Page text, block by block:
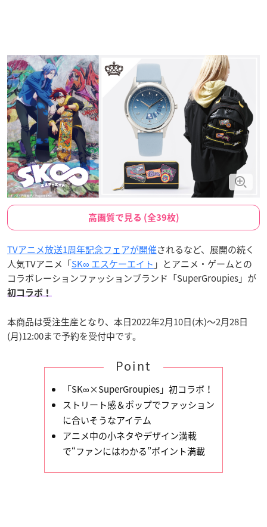
高画質で見る (全39枚)
TVアニメ放送1周年記念フェアが開催されるなど、展開の続く
人気TVアニメ「SK∞ エスケーエイト 」とアニメ・ゲームとの
コラボレーションファッションブランド「SuperGroupies」が
初コラボ！
本商品は受注生産となり、本日2022年2月10日(木)～2月28日
(月)12:00まで予約を受付中です。
Point
「SK∞×SuperGroupies」初コラボ！
ストリート感＆ポップでファッション
に合いそうなアイテム
アニメ中の小ネタやデザイン満載
で“ファンにはわかる”ポイント満載